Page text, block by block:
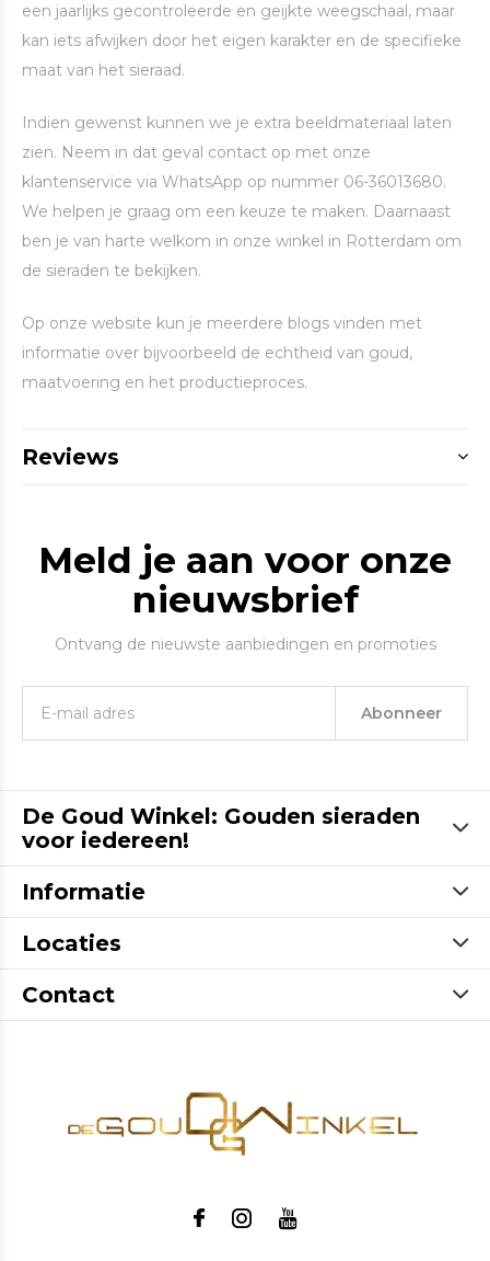
een jaarlijks gecontroleerde en geijkte weegschaal, maar
kan iets afwijken door het eigen karakter en de specifieke
maat van het sieraad.
Indien gewenst kunnen we je extra beeldmateriaal laten
zien. Neem in dat geval contact op met onze
klantenservice via WhatsApp op nummer 06-36013680.
We helpen je graag om een keuze te maken. Daarnaast
ben je van harte welkom in onze winkel in Rotterdam om
de sieraden te bekijken.
Op onze website kun je meerdere blogs vinden met
informatie over bijvoorbeeld de echtheid van goud,
maatvoering en het productieproces.
Reviews
Meld je aan voor onze
nieuwsbrief
Ontvang de nieuwste aanbiedingen en promoties
Abonneer
De Goud Winkel: Gouden sieraden
voor iedereen!
Informatie
Locaties
Contact